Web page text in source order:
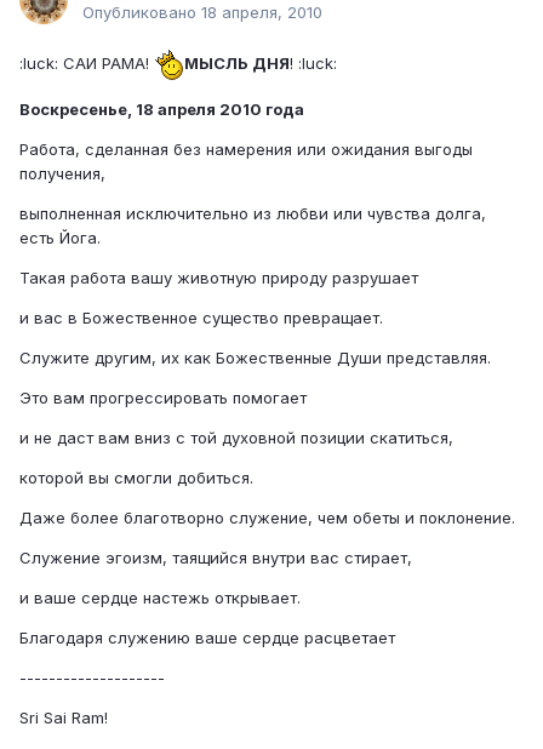
Опубликовано 18 апреля, 2010
:luck: САИ РАМА! МЫСЛЬ ДНЯ! :luck:
Воскресенье, 18 апреля 2010 года
Работа, сделанная без намерения или ожидания выгоды
получения,
выполненная исключительно из любви или чувства долга,
есть Йога.
Такая работа вашу животную природу разрушает
и вас в Божественное существо превращает.
Служите другим, их как Божественные Души представляя.
Это вам прогрессировать помогает
и не даст вам вниз с той духовной позиции скатиться,
которой вы смогли добиться.
Даже более благотворно служение, чем обеты и поклонение.
Служение эгоизм, таящийся внутри вас стирает,
и ваше сердце настежь открывает.
Благодаря служению ваше сердце расцветает
--------------------
Sri Sai Ram!